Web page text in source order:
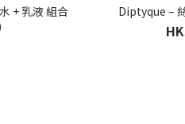
+ 乳液 組合
Diptyque –